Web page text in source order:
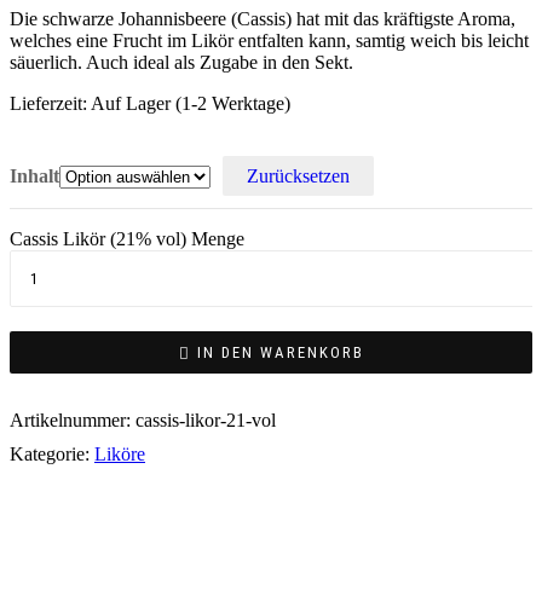
Die schwarze Johannisbeere (Cassis) hat mit das kräftigste Aroma,
welches eine Frucht im Likör entfalten kann, samtig weich bis leicht
säuerlich. Auch ideal als Zugabe in den Sekt.
Lieferzeit: Auf Lager (1-2 Werktage)
Inhalt Zurücksetzen
Cassis Likör (21% vol) Menge
IN DEN WARENKORB
Artikelnummer: cassis-likor-21-vol
Kategorie: Liköre